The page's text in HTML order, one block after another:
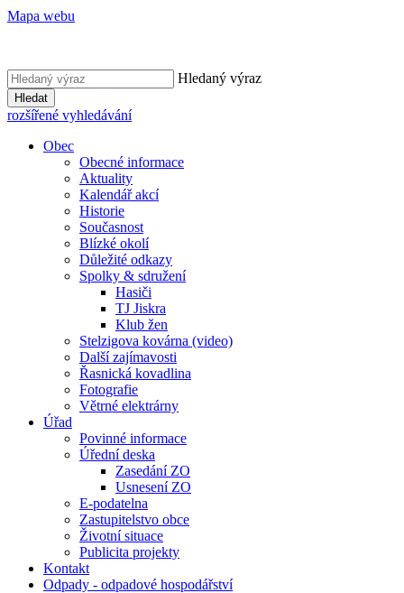
Mapa webu
Hledaný výraz
Hledat
rozšířené vyhledávání
Obec
Obecné informace
Aktuality
Kalendář akcí
Historie
Současnost
Blízké okolí
Důležité odkazy
Spolky & sdružení
Hasiči
TJ Jiskra
Klub žen
Stelzigova kovárna (video)
Další zajímavosti
Řasnická kovadlina
Fotografie
Větrné elektrárny
Úřad
Povinné informace
Úřední deska
Zasedání ZO
Usnesení ZO
E-podatelna
Zastupitelstvo obce
Životní situace
Publicita projekty
Kontakt
Odpady - odpadové hospodářství